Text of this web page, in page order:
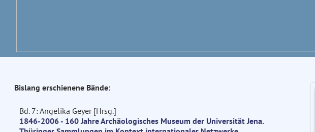
Bislang erschienene Bände:
Bd. 7: Angelika Geyer [Hrsg.]
1846-2006 - 160 Jahre Archäologisches Museum der Universität Jena.